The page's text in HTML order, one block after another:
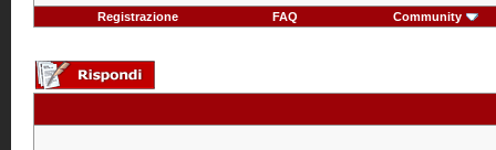
Registrazione FAQ Community